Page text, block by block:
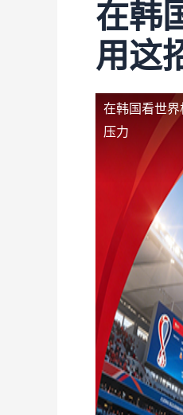
在韩
用这
在韩国看世
压力